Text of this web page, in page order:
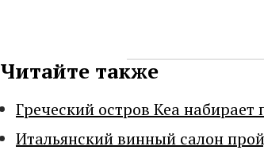
Читайте также
Греческий остров Кеа набирает
Итальянский винный салон